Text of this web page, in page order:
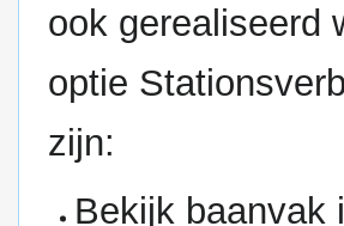
ook gerealiseerd
optie
zijn:
Bekijk baanvak